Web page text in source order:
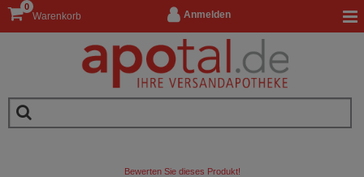
Anmelden
Warenkorb
0
Bewerten Sie dieses Produkt!